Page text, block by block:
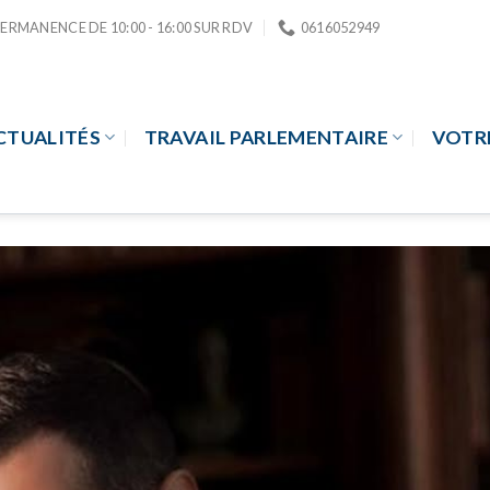
DE 10:00 - 16:00 SUR RDV 0616052949
TRAVAIL PARLEMENTAIRE